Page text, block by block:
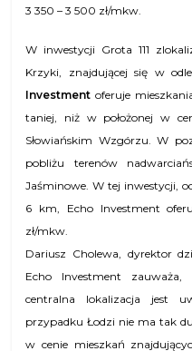
3 350 – 3 500 zł/mkw.
W inwestycji Grota 111
Krzyki, znajdującej się w
Investment oferuje
taniej, niż w położonej w
Słowiańskim Wzgórzu. W
pobliżu terenów
Jaśminowe. W tej inwestycji,
6 km, Echo Investment
zł/mkw.
Dariusz Cholewa, dyrektor
Echo Investment
centralna lokalizacja jest
przypadku Łodzi nie ma tak
w cenie mieszkań